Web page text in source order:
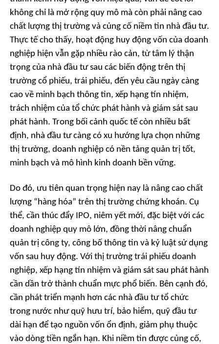
không chỉ là mở rộng quy mô mà còn phải nâng cao
chất lượng thị trường và củng cố niềm tin nhà đầu tư.
Thực tế cho thấy, hoạt động huy động vốn của doanh
nghiệp hiện vẫn gặp nhiều rào cản, từ tâm lý thận
trọng của nhà đầu tư sau các biến động trên thị
trường cổ phiếu, trái phiếu, đến yêu cầu ngày càng
cao về minh bạch thông tin, xếp hạng tín nhiệm,
trách nhiệm của tổ chức phát hành và giám sát sau
phát hành. Trong bối cảnh quốc tế còn nhiều bất
định, nhà đầu tư càng có xu hướng lựa chọn những
thị trường, doanh nghiệp có nền tảng quản trị tốt,
minh bạch và mô hình kinh doanh bền vững.
Do đó, ưu tiên quan trọng hiện nay là nâng cao chất
lượng “hàng hóa” trên thị trường chứng khoán. Cụ
thể, cần thúc đẩy IPO, niêm yết mới, đặc biệt với các
doanh nghiệp quy mô lớn, đồng thời nâng chuẩn
quản trị công ty, công bố thông tin và kỷ luật sử dụng
vốn sau huy động. Với thị trường trái phiếu doanh
nghiệp, xếp hạng tín nhiệm và giám sát sau phát hành
cần dần trở thành chuẩn mực phổ biến. Bên cạnh đó,
cần phát triển mạnh hơn các nhà đầu tư tổ chức
trong nước như quỹ hưu trí, bảo hiểm, quỹ đầu tư
dài hạn để tạo nguồn vốn ổn định, giảm phụ thuộc
vào dòng tiền ngắn hạn. Khi niềm tin được củng cố,